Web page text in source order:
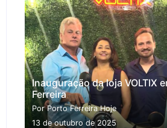
Inauguração da loja VOLTIX
Ferreira
Por Porto Ferreira Hoje
13 de outubro de 2025